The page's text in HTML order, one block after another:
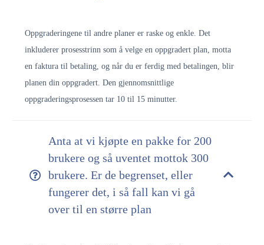
Oppgraderingene til andre planer er raske og enkle. Det
inkluderer prosesstrinn som å velge en oppgradert plan, motta
en faktura til betaling, og når du er ferdig med betalingen, blir
planen din oppgradert. Den gjennomsnittlige
oppgraderingsprosessen tar 10 til 15 minutter.
Anta at vi kjøpte en pakke for 200
brukere og så uventet mottok 300
brukere. Er de begrenset, eller
fungerer det, i så fall kan vi gå
over til en større plan